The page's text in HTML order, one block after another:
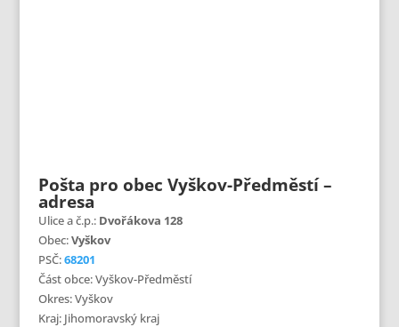
Pošta pro obec Vyškov-Předměstí –
adresa
Ulice a č.p.: Dvořákova 128
Obec:Vyškov
PSČ:68201
Část obce: Vyškov-Předměstí
Okres: Vyškov
Kraj: Jihomoravský kraj